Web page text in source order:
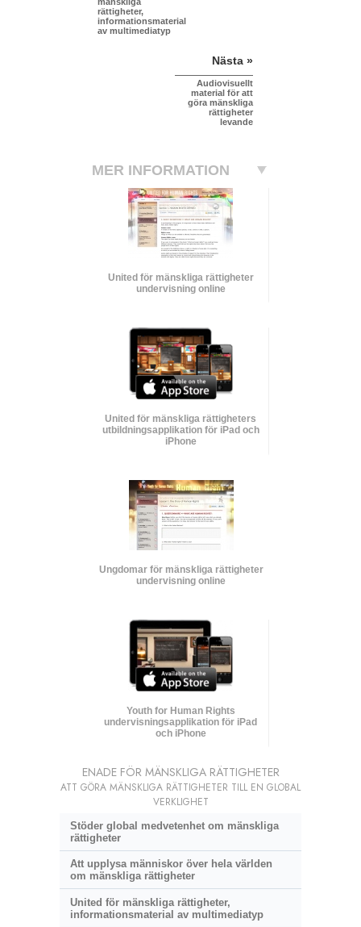
rättigheter,
informationsmaterial
av multimediatyp
Nästa »
Audiovisuellt
material för att
göra mänskliga
rättigheter
levande
MER INFORMATION
United för mänskliga rättigheter
undervisning online
United för mänskliga rättigheters
utbildnings­applikation för iPad och
iPhone
Ungdomar för mänskliga rättigheter
undervisning online
Youth for Human Rights
undervisnings­applikation för iPad
och iPhone
ENADE FÖR MÄNSKLIGA RÄTTIGHETER
ATT GÖRA MÄNSKLIGA RÄTTIGHETER TILL EN GLOBAL
VERKLIGHET
Stöder global medvetenhet om mänskliga
rättigheter
Att upplysa människor över hela världen
om mänskliga rättigheter
United för mänskliga rättigheter,
informationsmaterial av multimediatyp